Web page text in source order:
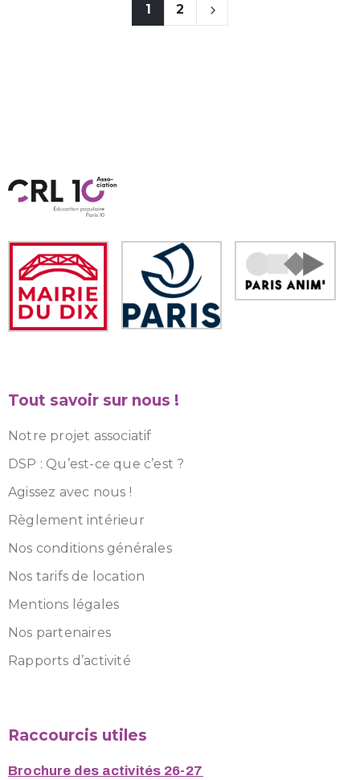
1 2
Tout savoir sur nous !
Notre projet associatif
DSP : Qu’est-ce que c’est ?
Agissez avec nous !
Règlement intérieur
Nos conditions générales
Nos tarifs de location
Mentions légales
Nos partenaires
Rapports d’activité
Raccourcis utiles
Brochure des activités 26-27